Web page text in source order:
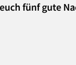
fünf gute